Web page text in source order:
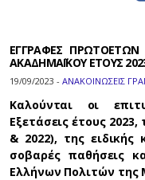
ΕΓΓΡΑΦΕΣ
ΑΚΑΔΗΜΑΪΚΟΥ ΕΤΟΥΣ
19/09/2023 - ΑΝΑΚΟΙΝΩΣΕΙΣ
Καλούνται οι
Εξετάσεις έτους
& 2022), της
σοβαρές παθήσεις
Ελλήνων Πολιτών της